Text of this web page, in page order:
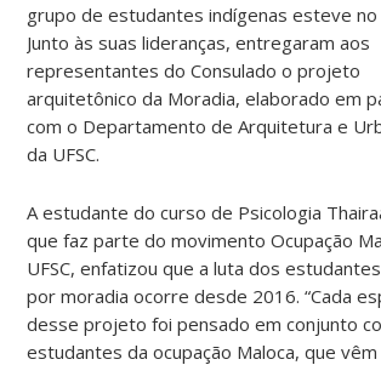
grupo de estudantes indígenas esteve no
Junto às suas lideranças, entregaram aos
representantes do Consulado o projeto
arquitetônico da Moradia, elaborado em
com o Departamento de Arquitetura e
da UFSC.
A estudante do curso de Psicologia
que faz parte do movimento Ocupação
UFSC, enfatizou que a luta dos
por moradia ocorre desde 2016. “Cada
desse projeto foi pensado em conjunto
estudantes da ocupação Maloca, que